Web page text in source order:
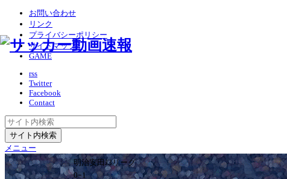
お問い合わせ
リンク
プライバシーポリシー
サイトマップ
GAME
rss
Twitter
Facebook
Contact
メニュー
明治安田J3リーグ
0ｰ1